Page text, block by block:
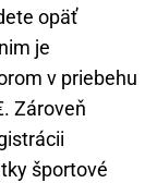
opäť
je
v priebehu
Zároveň
športové